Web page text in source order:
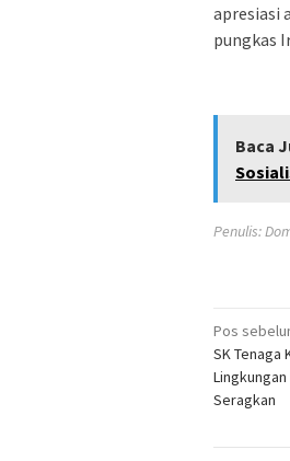
apresiasi
pungkas
Baca
Penulis:
pos
Pos
SK Tenaga
Seragkan